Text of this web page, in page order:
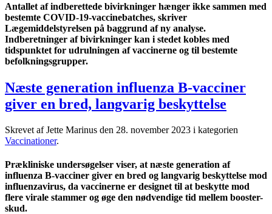
Antallet af indberettede bivirkninger hænger ikke sammen med
bestemte COVID-19-vaccinebatches, skriver
Lægemiddelstyrelsen på baggrund af ny analyse.
Indberetninger af bivirkninger kan i stedet kobles med
tidspunktet for udrulningen af vaccinerne og til bestemte
befolkningsgrupper.
Næste generation influenza B-vacciner
giver en bred, langvarig beskyttelse
Skrevet af Jette Marinus den 28. november 2023 i kategorien
Vaccinationer.
Prækliniske undersøgelser viser, at næste generation af
influenza B-vacciner giver en bred og langvarig beskyttelse mod
influenzavirus, da vaccinerne er designet til at beskytte mod
flere virale stammer og øge den nødvendige tid mellem booster-
skud.